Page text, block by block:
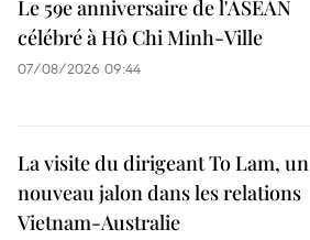
Le 59e anniversaire de l'ASEAN
célébré à Hô Chi Minh-Ville
07/08/2026 09:44
La visite du dirigeant To Lam, un
nouveau jalon dans les relations
Vietnam-Australie